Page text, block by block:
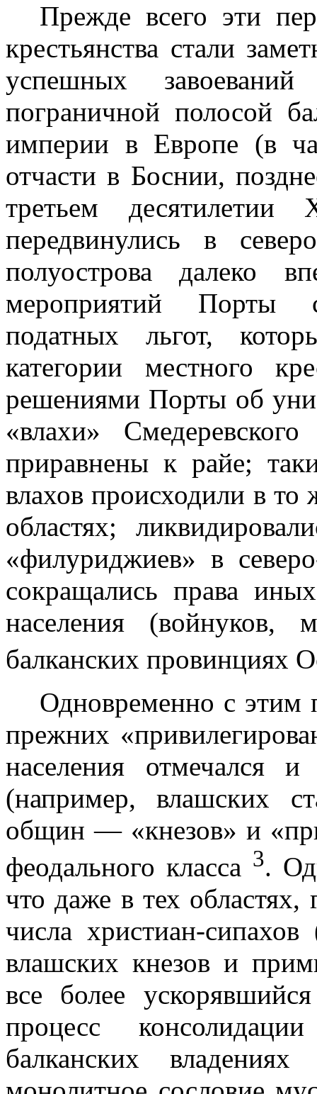
Прежде всего эти
крестьянства стали
успешных
пограничной полосой
империи в Европе (в
отча­сти в Боснии,
третьем десяти­летии
передвинулись в
полуострова далеко
мероприятий Порты
податных льгот,
категории местного
решениями Порты об
«влахи»
приравне­ны к райе;
влахов происходили в
областях;
«филуриджиев» в
сокращались права
населения
балканских про­винциях
Одновременно с этим
прежних
населения отмечался
(например, влашских
общин — «кнезов» и
феодального класса 3.
что даже в тех
числа христиан-
влашских кнезов и
все более
процесс
балканских